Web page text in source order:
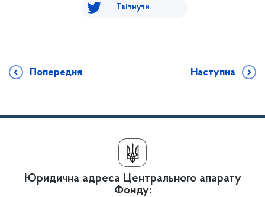
Твітнути
Попередня Наступна
Юридична адреса Центрального апарату
Фонду: